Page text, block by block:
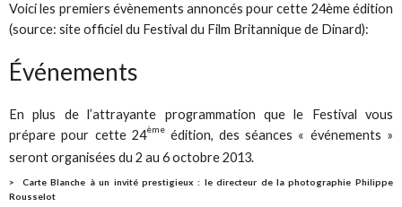
Voici les premiers évènements annoncés pour cette 24ème édition
(source: site officiel du Festival du Film Britannique de Dinard):
Événements
En plus de l’attrayante programmation que le Festival vous
prépare pour cette 24èmeédition, des séances « événements »
seront organisées du 2 au 6 octobre 2013.
> Carte Blanche à un invité prestigieux : le directeur de la photographie Philippe
Rousselot